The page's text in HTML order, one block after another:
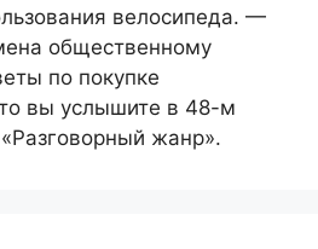
велосипеда. —
общественному
по покупке
вы услышите в 48-м
жанр».